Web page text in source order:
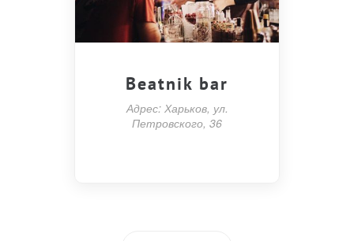
Beatnik bar
Адрес: Харьков, ул.
Петровского, 36